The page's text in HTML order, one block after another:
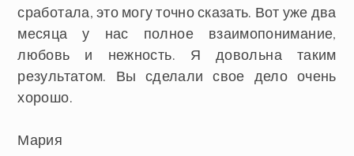
сработала, это могу точно сказать. Вот уже два
месяца у нас полное взаимопонимание,
любовь и нежность. Я довольна таким
результатом. Вы сделали свое дело очень
хорошо.
Мария